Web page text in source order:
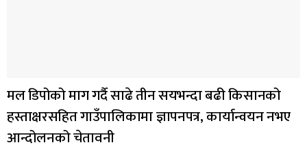
मल डिपोको माग गर्दै साढे तीन सयभन्दा बढी किसानको
हस्ताक्षरसहित गाउँपालिकामा ज्ञापनपत्र, कार्यान्वयन नभए
आन्दोलनको चेतावनी